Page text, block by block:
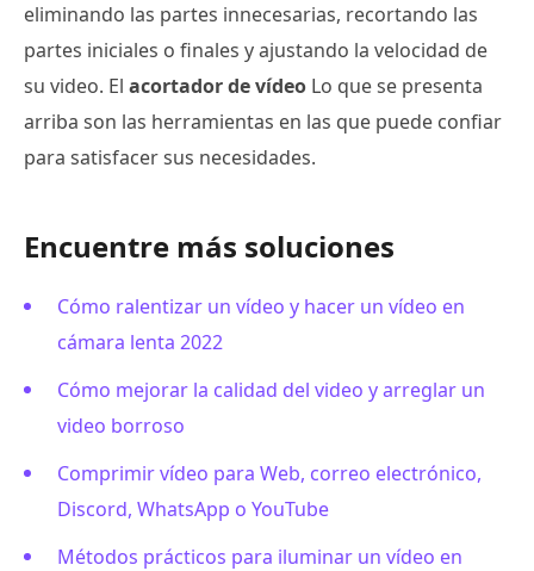
eliminando las partes innecesarias, recortando las
partes iniciales o finales y ajustando la velocidad de
su video. El acortador de vídeo Lo que se presenta
arriba son las herramientas en las que puede confiar
para satisfacer sus necesidades.
Encuentre más soluciones
Cómo ralentizar un vídeo y hacer un vídeo en
cámara lenta 2022
Cómo mejorar la calidad del video y arreglar un
video borroso
Comprimir vídeo para Web, correo electrónico,
Discord, WhatsApp o YouTube
Métodos prácticos para iluminar un vídeo en